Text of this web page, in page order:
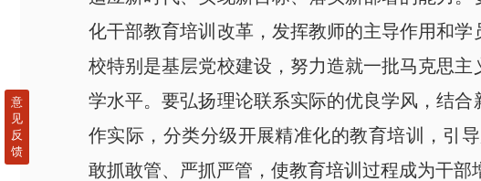
化干部教育培训改革，发挥教师的主导作用和
校特别是基层党校建设，努力造就一批马克思
学水平。要弘扬理论联系实际的优良学风，结
作实际，分类分级开展精准化的教育培训，引
敢抓敢管、严抓严管，使教育培训过程成为干部
意
见
反
馈